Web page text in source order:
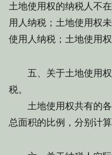
土地使用权的纳税人不
用人纳税；土地使用权
使用人纳税；土地使用
五、关于土地使用权
税。
土地使用权共有的各
总面积的比例，分别计